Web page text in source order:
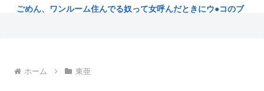
【中国SNS】床に落ちた魚の切り身を店員が…日本のスーパー
ごめん、ワンルーム住んでる奴って女呼んだときにウ●コのブ
ホーム 東亜